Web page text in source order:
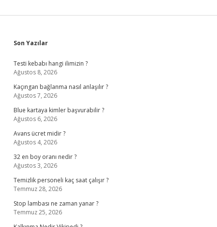
Sidebar
Son Yazılar
Testi kebabı hangi ilimizin ?
Ağustos 8, 2026
Kaçıngan bağlanma nasıl anlaşılır ?
Ağustos 7, 2026
Blue kartaya kimler başvurabilir ?
Ağustos 6, 2026
Avans ücret midir ?
Ağustos 4, 2026
32 en boy oranı nedir ?
Ağustos 3, 2026
Temizlik personeli kaç saat çalışır ?
Temmuz 28, 2026
Stop lambası ne zaman yanar ?
Temmuz 25, 2026